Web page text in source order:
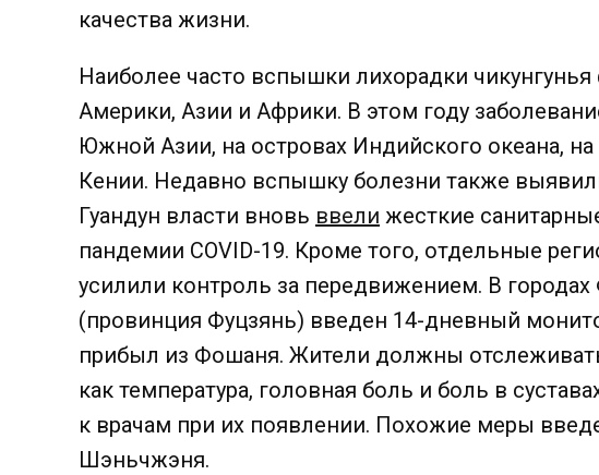
качества жизни.
Наиболее часто вспышки лихорадки
Америки, Азии и Африки. В этом году
Южной Азии, на островах Индийского океана,
Кении. Недавно вспышку болезни также
Гуандун власти вновь ввели жесткие
пандемии COVID-19. Кроме того, отдельные
усилили контроль за передвижением. В
(провинция Фуцзянь) введен 14-дневный
прибыл из Фошаня. Жители должны
как температура, головная боль и боль в
к врачам при их появлении. Похожие меры
Шэньчжэня.